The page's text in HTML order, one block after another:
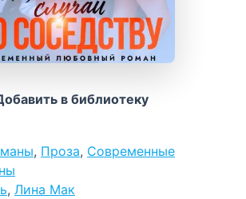
в библиотеку
, Проза, Современные
, Лина Мак